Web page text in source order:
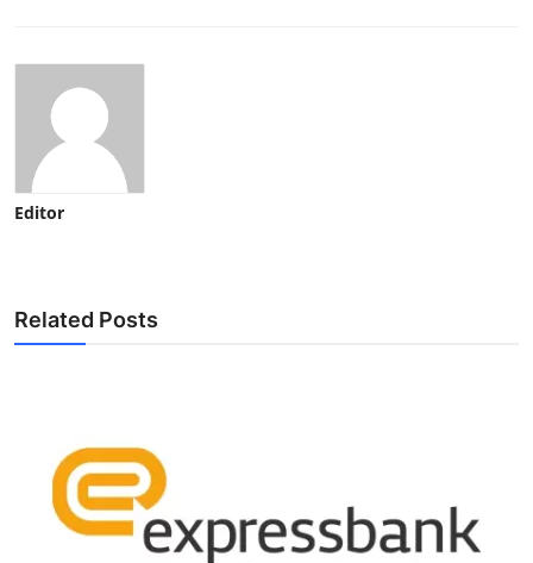
Editor
Related Posts